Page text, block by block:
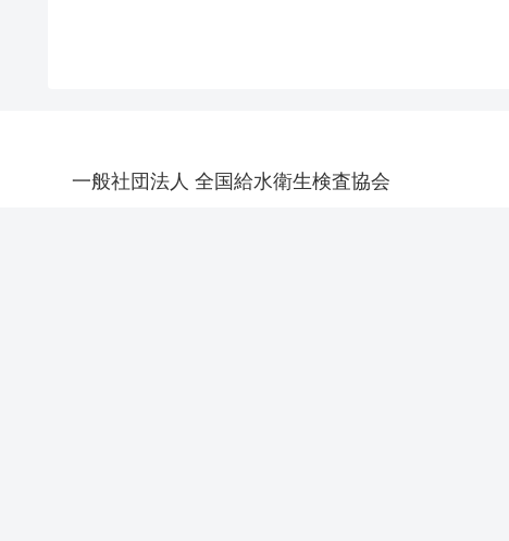
一般社団法人 全国給水衛生検査協会